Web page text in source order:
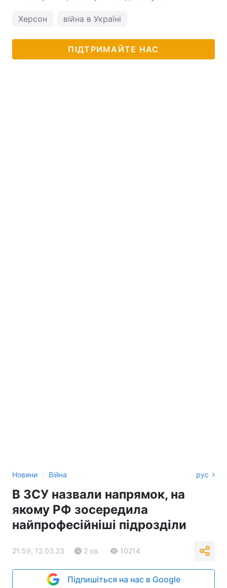
Херсон війна в Україні
ПІДТРИМАЙТЕ НАС
Новини › Війна рус
В ЗСУ назвали напрямок, на
якому РФ зосередила
найпрофесійніші підрозділи
21:59, 12.03.23 2 хв. 10214
Підпишіться на нас в Google